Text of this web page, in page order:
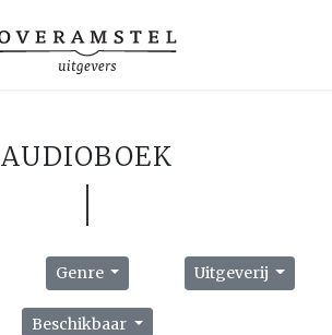
AUDIOBOEK
Genre Uitgeverij
Beschikbaar